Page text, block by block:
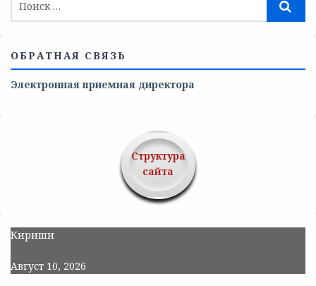
ОБРАТНАЯ СВЯЗЬ
Электронная приемная директора
Структура
сайта
Кириши
Август 10, 2026